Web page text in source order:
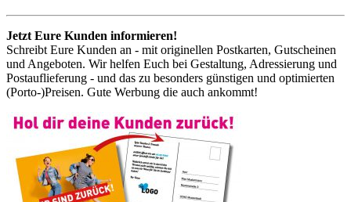
Jetzt Eure Kunden informieren!
Schreibt Eure Kunden an - mit originellen Postkarten, Gutscheinen
und Angeboten. Wir helfen Euch bei Gestaltung, Adressierung und
Postauflieferung - und das zu besonders günstigen und optimierten
(Porto-)Preisen. Gute Werbung die auch ankommt!